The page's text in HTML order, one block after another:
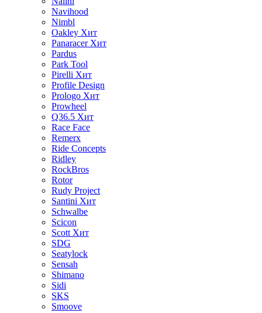
Navihood
Nimbl
Oakley Хит
Panaracer Хит
Pardus
Park Tool
Pirelli Хит
Profile Design
Prologo Хит
Prowheel
Q36.5 Хит
Race Face
Remerx
Ride Concepts
Ridley
RockBros
Rotor
Rudy Project
Santini Хит
Schwalbe
Scicon
Scott Хит
SDG
Seatylock
Sensah
Shimano
Sidi
SKS
Smoove